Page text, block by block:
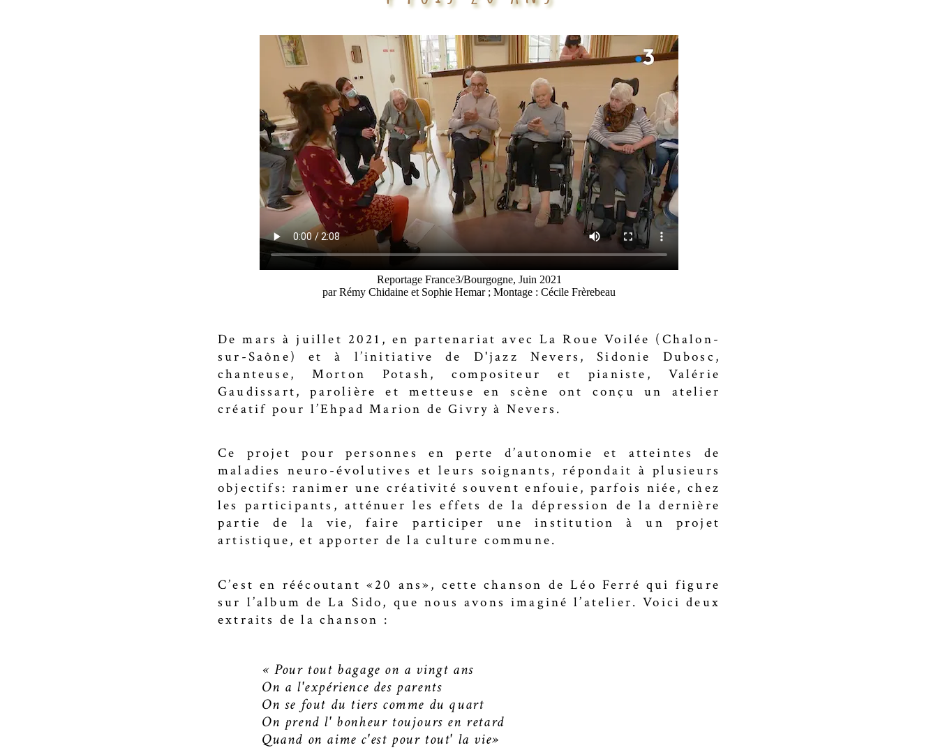
Reportage France3/Bourgogne, Juin 2021
par Rémy Chidaine et Sophie Hemar ; Montage : Cécile Frèrebeau
De mars à juillet 2021, en partenariat avec La Roue Voilée (Chalon-
sur-Saône) et à l’initiative de D'jazz Nevers, Sidonie Dubosc,
chanteuse, Morton Potash, compositeur et pianiste, Valérie
Gaudissart, parolière et metteuse en scène ont conçu un atelier
créatif pour l’Ehpad Marion de Givry à Nevers.
Ce projet pour personnes en perte d’autonomie et atteintes de
maladies neuro-évolutives et leurs soignants, répondait à plusieurs
objectifs: ranimer une créativité souvent enfouie, parfois niée, chez
les participants, atténuer les effets de la dépression de la dernière
partie de la vie, faire participer une institution à un projet
artistique, et apporter de la culture commune.
C’est en réécoutant «20 ans», cette chanson de Léo Ferré qui figure
sur l’album de La Sido, que nous avons imaginé l’atelier. Voici deux
extraits de la chanson :
« Pour tout bagage on a vingt ans
On a l'expérience des parents
On se fout du tiers comme du quart
On prend l' bonheur toujours en retard
Quand on aime c'est pour tout' la vie»